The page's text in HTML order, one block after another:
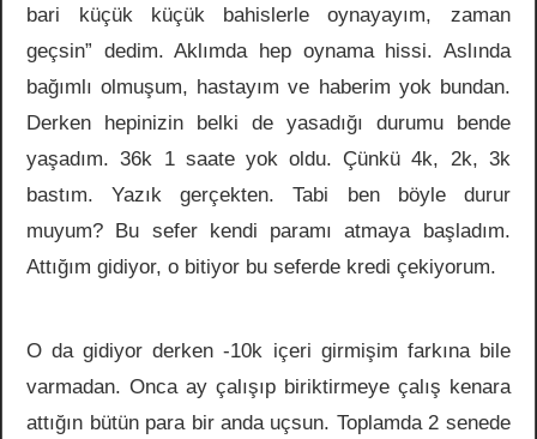
bari küçük küçük bahislerle oynayayım, zaman
geçsin” dedim. Aklımda hep oynama hissi. Aslında
bağımlı olmuşum, hastayım ve haberim yok bundan.
Derken hepinizin belki de yasadığı durumu bende
yaşadım. 36k 1 saate yok oldu. Çünkü 4k, 2k, 3k
bastım. Yazık gerçekten. Tabi ben böyle durur
muyum? Bu sefer kendi paramı atmaya başladım.
Attığım gidiyor, o bitiyor bu seferde kredi çekiyorum.
O da gidiyor derken -10k içeri girmişim farkına bile
varmadan. Onca ay çalışıp biriktirmeye çalış kenara
attığın bütün para bir anda uçsun. Toplamda 2 senede